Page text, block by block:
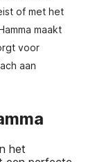
of met het
maakt
voor
aan
het